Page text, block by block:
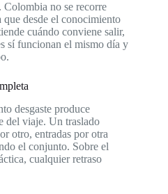
Colombia no se recorre
desde el conocimiento
cuándo conviene salir,
sí funcionan el mismo día y
desgaste produce
del viaje. Un traslado
otro, entradas por otra
el conjunto. Sobre el
cualquier retraso